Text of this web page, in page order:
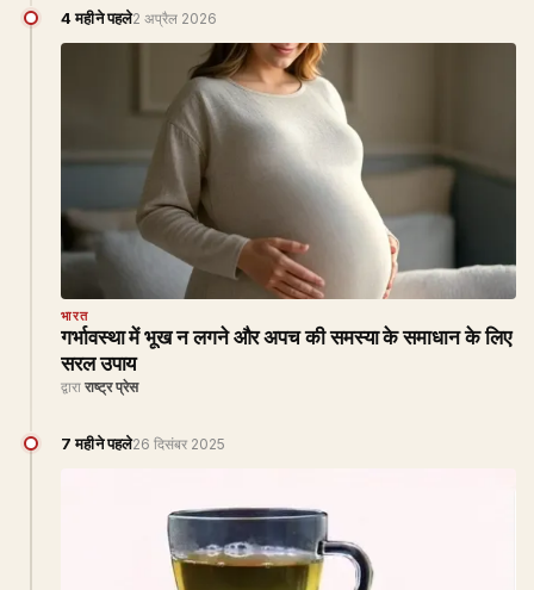
4 महीने पहले2 अप्रैल 2026
भारत
गर्भावस्था में भूख न लगने और अपच की समस्या के समाधान के लिए
सरल उपाय
द्वारा राष्ट्र प्रेस
7 महीने पहले26 दिसंबर 2025